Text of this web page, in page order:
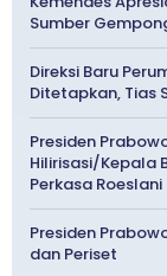
Sumber
Direksi Baru
Ditetapkan, Tias
Presiden
Hilirisasi/Kepala
Perkasa Roeslani
Presiden
dan Periset